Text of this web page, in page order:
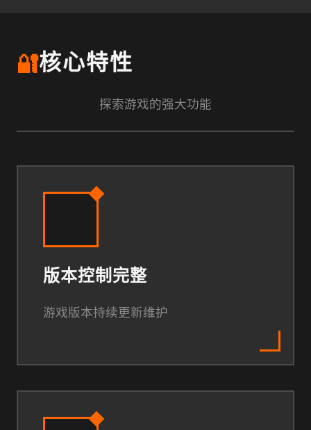
🔐核心特性
探索游戏的强大功能
版本控制完整
游戏版本持续更新维护